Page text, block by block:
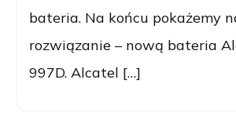
bateria. Na końcu pokażemy
rozwiązanie – nową bateria
997D. Alcatel […]